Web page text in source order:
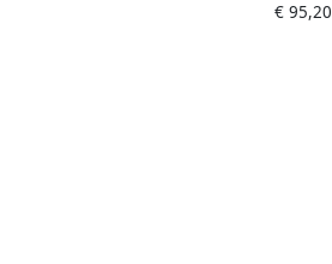
€ 95,20